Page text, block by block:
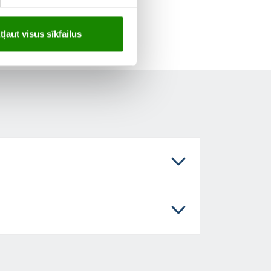
visus sīkfailus